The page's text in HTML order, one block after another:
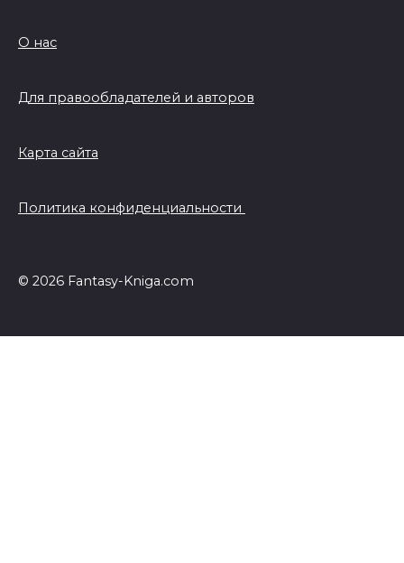
О нас
Для правообладателей и авторов
Карта сайта
Политика конфиденциальности
© 2026 Fantasy-Kniga.com